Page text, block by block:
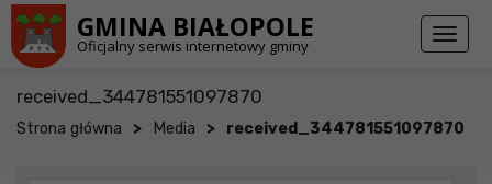
GMINA BIAŁOPOLE
Oficjalny serwis internetowy gminy
Toggle
received_344781551097870
Strona główna > Media > received_344781551097870